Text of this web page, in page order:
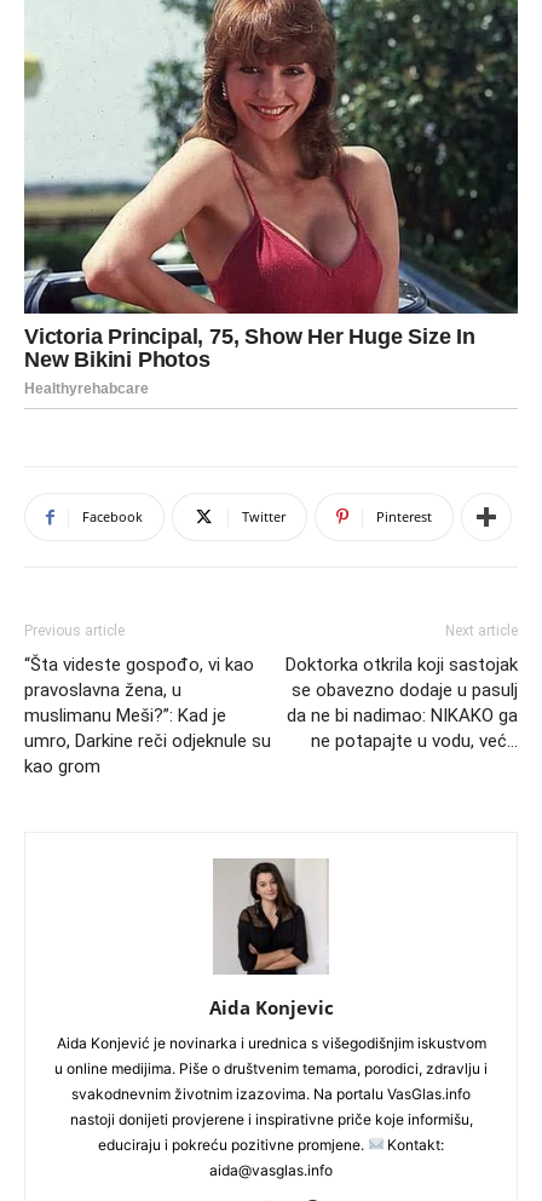
Facebook Twitter Pinterest
Previous article
“Šta videste gospođo, vi kao
pravoslavna žena, u
muslimanu Meši?”: Kad je
umro, Darkine reči odjeknule su
kao grom
Next article
Doktorka otkrila koji sastojak
se obavezno dodaje u pasulj
da ne bi nadimao: NIKAKO ga
ne potapajte u vodu, već…
Aida Konjevic
Aida Konjević je novinarka i urednica s višegodišnjim iskustvom
u online medijima. Piše o društvenim temama, porodici, zdravlju i
svakodnevnim životnim izazovima. Na portalu VasGlas.info
nastoji donijeti provjerene i inspirativne priče koje informišu,
educiraju i pokreću pozitivne promjene.
Kontakt:
aida@vasglas.info